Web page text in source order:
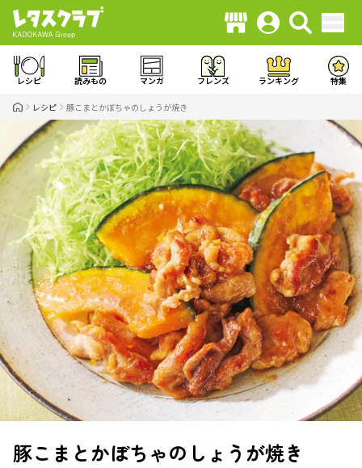
レシピ 読みもの マンガ フレンズ ランキング 特集
レシピ 豚こまとかぼちゃのしょうが焼き
豚こまとかぼちゃのしょうが焼き